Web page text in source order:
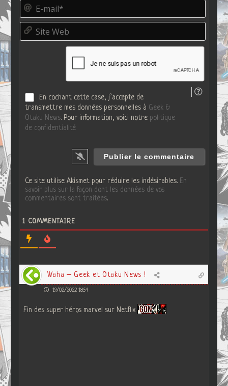
d
o
E
m
i
S
t
En cochant cette case, j’accepte de
transmettre mes données personnelles à Geek &
Otaku News. Pour information, voici notre politique
de confidentialité
Ce site utilise Akismet pour réduire les indésirables. En
savoir plus sur la façon dont les données de vos
commentaires sont traitées.
1 COMMENTAIRE
Waha – Geek et Otaku News !
19/02/2022 18:54
Fin des super héros marvel sur Netflix